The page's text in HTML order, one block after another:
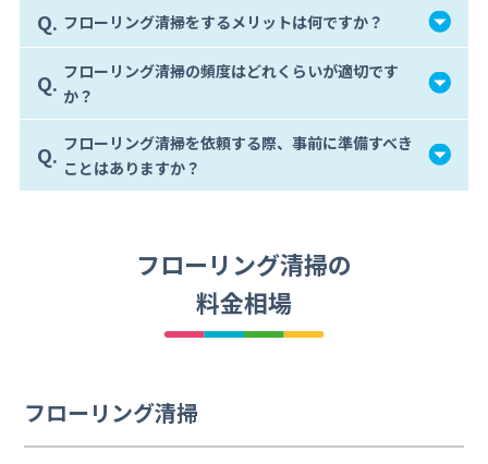
Q. フローリング清掃をするメリットは何ですか？
Q. フローリング清掃の頻度はどれくらいが適切です
か？
Q. フローリング清掃を依頼する際、事前に準備すべき
ことはありますか？
フローリング清掃の
料金相場
フローリング清掃